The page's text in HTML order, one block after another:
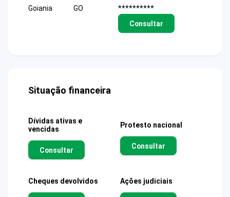
Goiania
GO
**********
Consultar
Situação financeira
Dívidas ativas e
vencidas
Consultar
Protesto nacional
Consultar
Cheques devolvidos Ações judiciais